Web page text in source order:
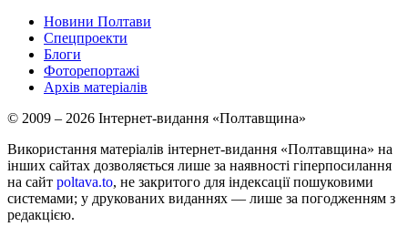
Новини Полтави
Спецпроекти
Блоги
Фоторепортажі
Архів матеріалів
© 2009 – 2026 Інтернет-видання «Полтавщина»
Використання матеріалів інтернет-видання «Полтавщина» на
інших сайтах дозволяється лише за наявності гіперпосилання
на сайт poltava.to, не закритого для індексації пошуковими
системами; у друкованих виданнях — лише за погодженням з
редакцією.